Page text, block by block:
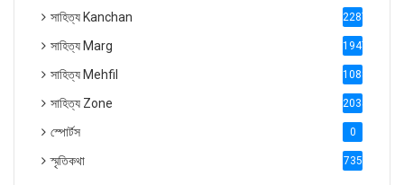
সাহিত্য Kanchan 2287
সাহিত্য Marg 1947
সাহিত্য Mehfil 1088
সাহিত্য Zone 2035
স্পোর্টস 0
স্মৃতিকথা 735